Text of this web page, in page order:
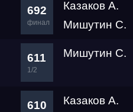
692
финал
Казаков А.
Мишутин С.
611
1/2
Мишутин С.
610 Казаков А.